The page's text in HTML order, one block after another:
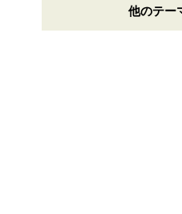
他のテー